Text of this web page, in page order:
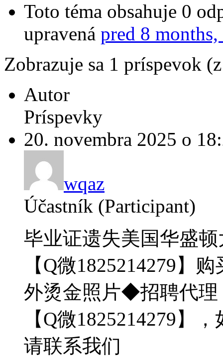
Toto téma obsahuje 0
upravená pred 8 months,
Zobrazuje sa 1 príspevok
Autor
Príspevky
20. novembra 2025 o
wqaz
Účastník (Participant)
毕业证遗失美国华盛
【Q微1825214279】
外烫金照片◆招聘代理
【Q微1825214279】
请联系我们